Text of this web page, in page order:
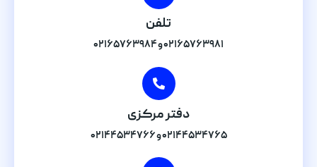
تلفن
۰۲۱۶۵۷۶۳۹۸۱ و ۰۲۱۶۵۷۶۳۹۸۴
دفتر مرکزی
۰۲۱۴۴۵۳۴۷۶۵ و ۰۲۱۴۴۵۳۴۷۶۶